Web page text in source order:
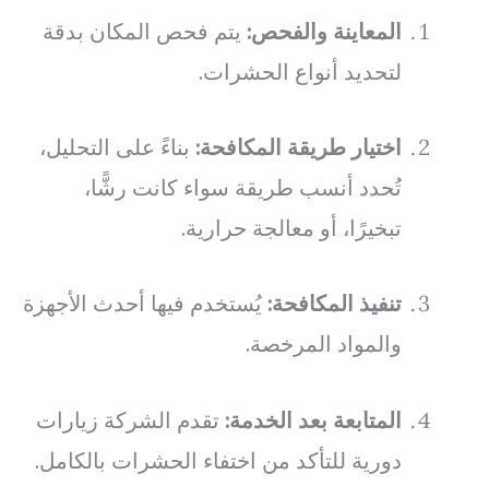
المعاينة والفحص: يتم فحص المكان بدقة
لتحديد أنواع الحشرات.
اختيار طريقة المكافحة: بناءً على التحليل،
تُحدد أنسب طريقة سواء كانت رشًّا،
تبخيرًا، أو معالجة حرارية.
تنفيذ المكافحة: يُستخدم فيها أحدث الأجهزة
والمواد المرخصة.
المتابعة بعد الخدمة: تقدم الشركة زيارات
دورية للتأكد من اختفاء الحشرات بالكامل.